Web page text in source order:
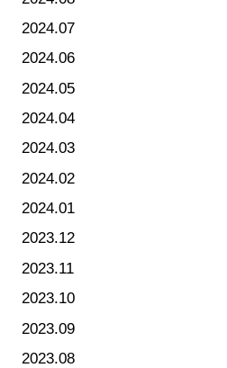
2024.07
2024.06
2024.05
2024.04
2024.03
2024.02
2024.01
2023.12
2023.11
2023.10
2023.09
2023.08